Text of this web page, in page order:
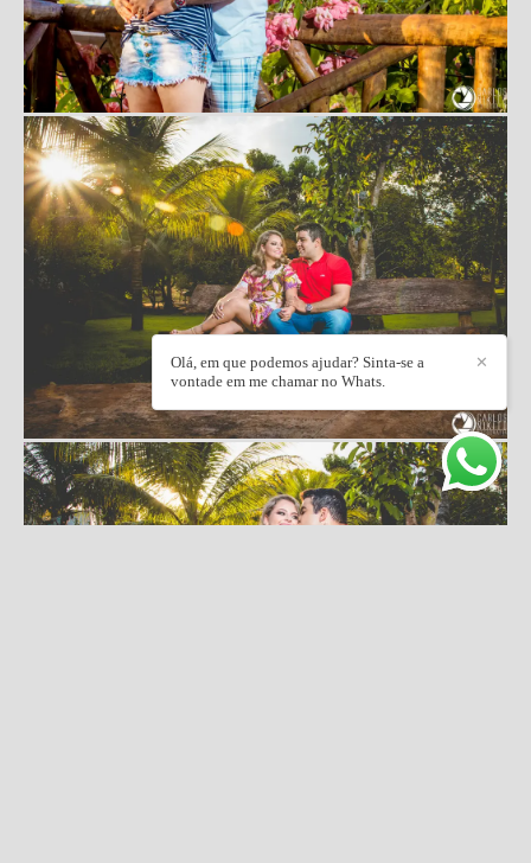
✕
Olá, em que podemos ajudar? Sinta-se a
vontade em me chamar no Whats.